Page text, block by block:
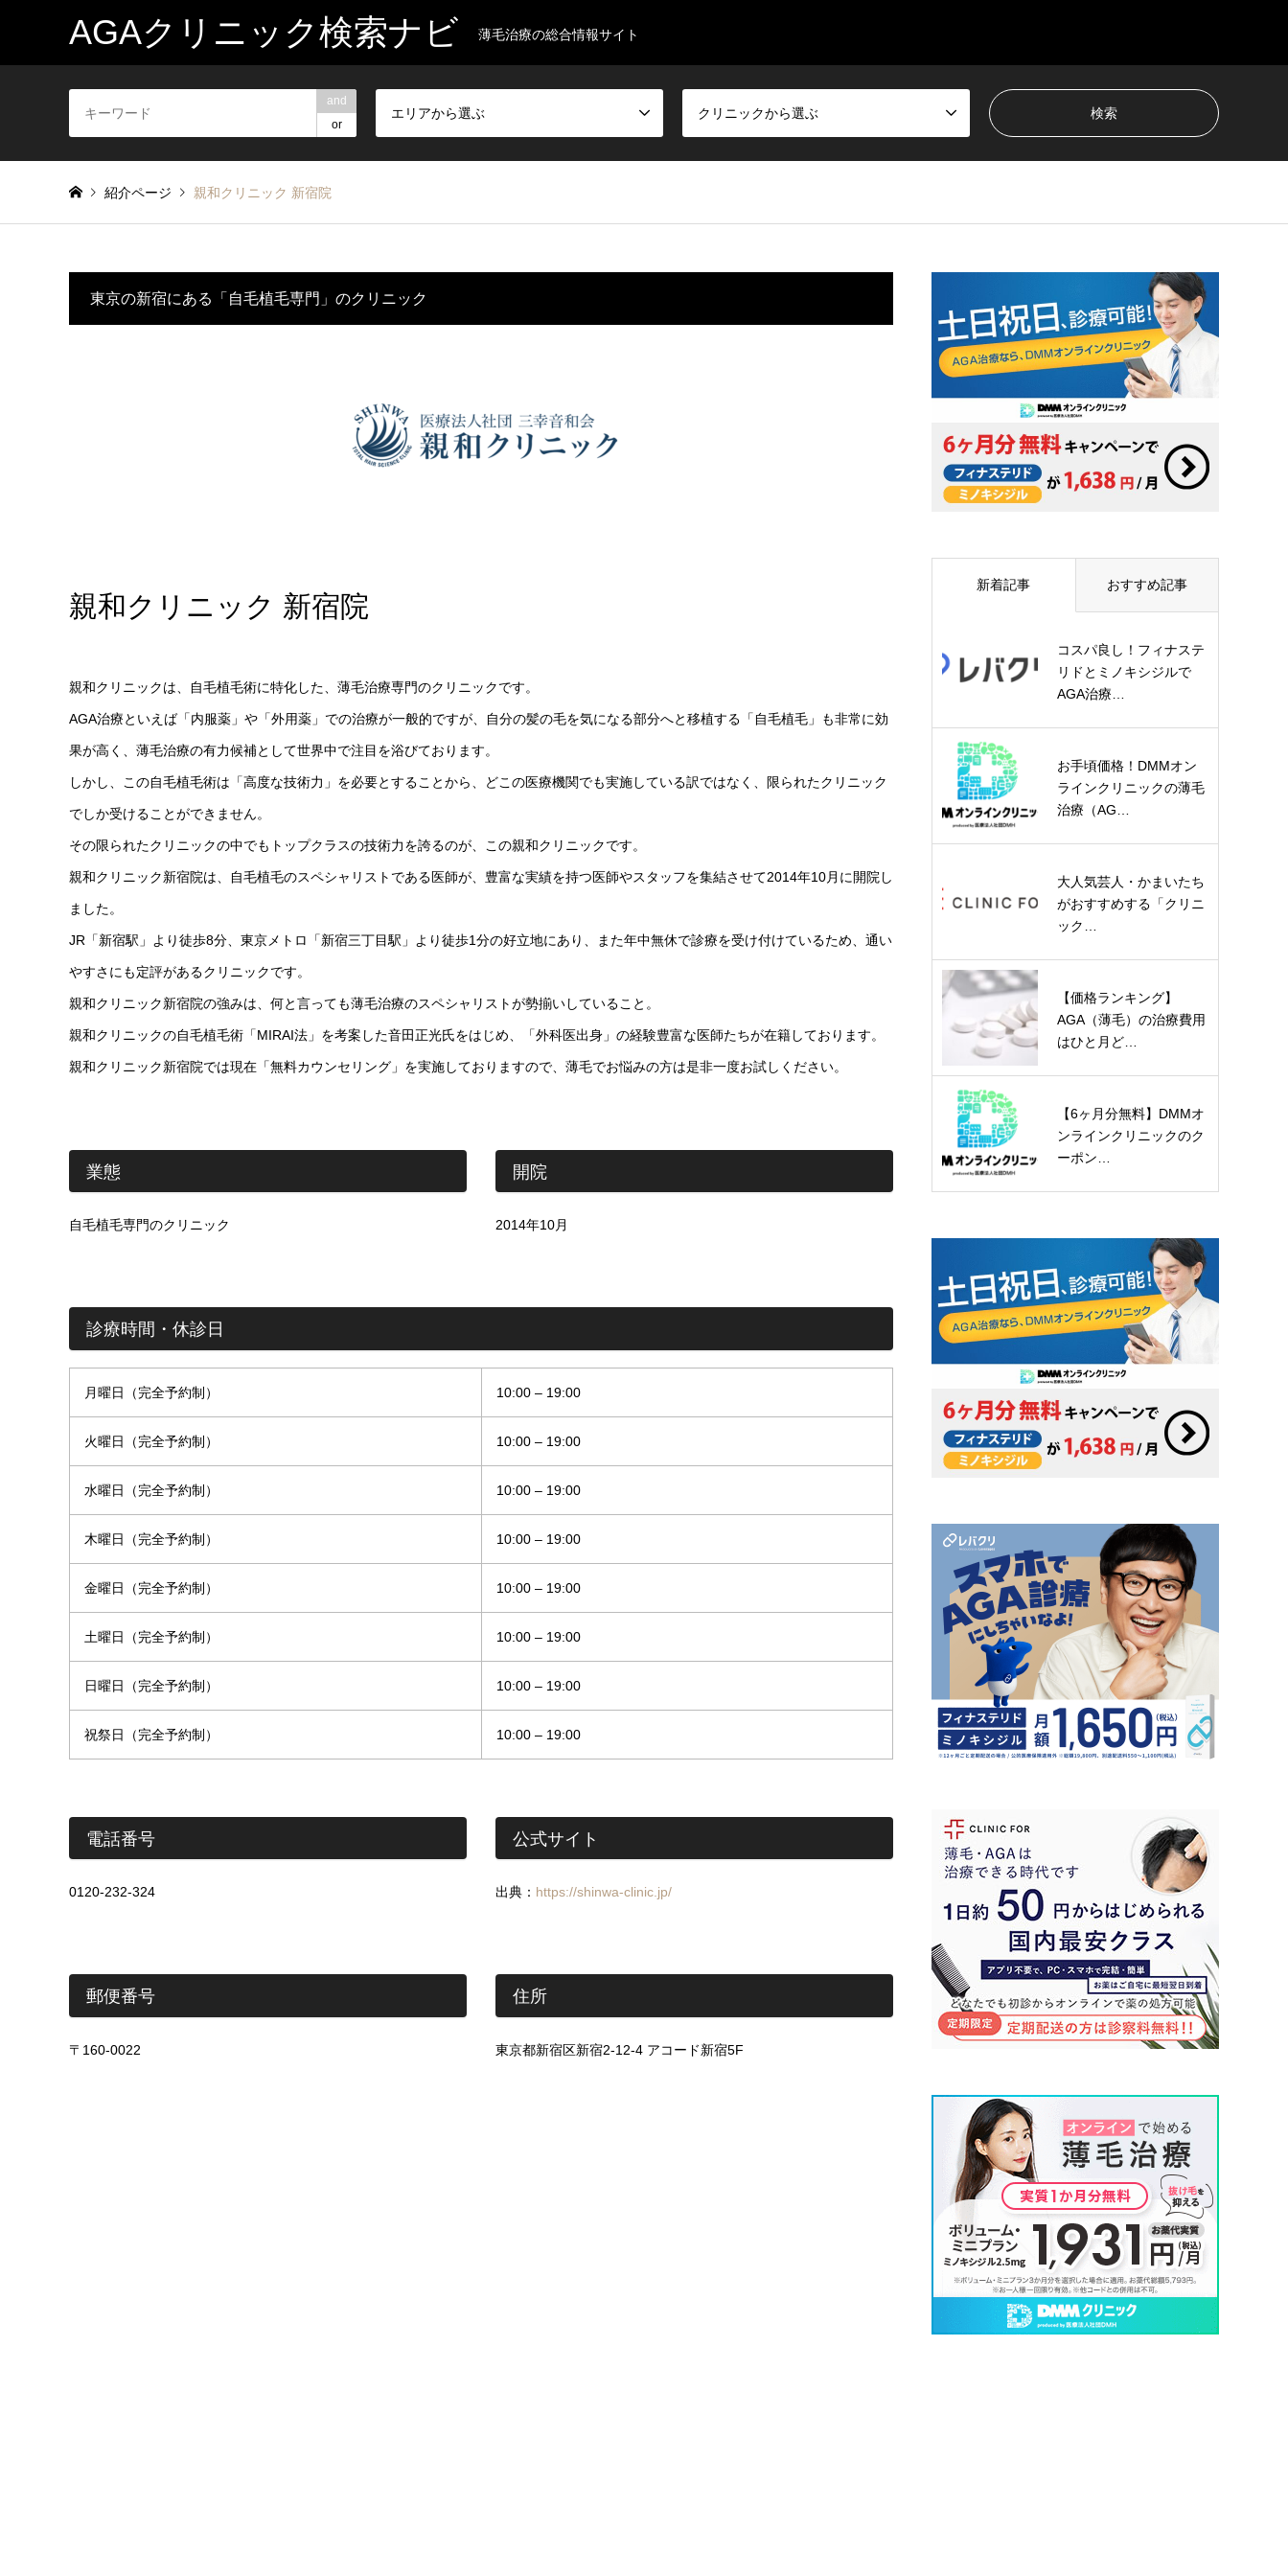
AGAクリニック検索ナビ 薄毛治療の総合情報サイト
and
or
エリアから選ぶ クリニックから選ぶ
紹介ページ 親和クリニック 新宿院
東京の新宿にある「自毛植毛専門」のクリニック
親和クリニック 新宿院
親和クリニックは、自毛植毛術に特化した、薄毛治療専門のクリニックです。
AGA治療といえば「内服薬」や「外用薬」での治療が一般的ですが、自分の髪の毛を気になる部分へと移植する「自毛植毛」も非常に効
果が高く、薄毛治療の有力候補として世界中で注目を浴びております。
しかし、この自毛植毛術は「高度な技術力」を必要とすることから、どこの医療機関でも実施している訳ではなく、限られたクリニック
でしか受けることができません。
その限られたクリニックの中でもトップクラスの技術力を誇るのが、この親和クリニックです。
親和クリニック新宿院は、自毛植毛のスペシャリストである医師が、豊富な実績を持つ医師やスタッフを集結させて2014年10月に開院し
ました。
JR「新宿駅」より徒歩8分、東京メトロ「新宿三丁目駅」より徒歩1分の好立地にあり、また年中無休で診療を受け付けているため、通い
やすさにも定評があるクリニックです。
親和クリニック新宿院の強みは、何と言っても薄毛治療のスペシャリストが勢揃いしていること。
親和クリニックの自毛植毛術「MIRAI法」を考案した音田正光氏をはじめ、「外科医出身」の経験豊富な医師たちが在籍しております。
親和クリニック新宿院では現在「無料カウンセリング」を実施しておりますので、薄毛でお悩みの方は是非一度お試しください。
業態
自毛植毛専門のクリニック
開院
2014年10月
診療時間・休診日
月曜日（完全予約制） 10:00 – 19:00
火曜日（完全予約制） 10:00 – 19:00
水曜日（完全予約制） 10:00 – 19:00
木曜日（完全予約制） 10:00 – 19:00
金曜日（完全予約制） 10:00 – 19:00
土曜日（完全予約制） 10:00 – 19:00
日曜日（完全予約制） 10:00 – 19:00
祝祭日（完全予約制） 10:00 – 19:00
電話番号
0120-232-324
公式サイト
出典： https://shinwa-clinic.jp/
郵便番号
〒160-0022
住所
東京都新宿区新宿2-12-4 アコード新宿5F
新着記事 おすすめ記事
コスパ良し！フィナステ
リドとミノキシジルで
AGA治療…
お手頃価格！DMMオン
ラインクリニックの薄毛
治療（AG…
大人気芸人・かまいたち
がおすすめする「クリニ
ック…
【価格ランキング】
AGA（薄毛）の治療費用
はひと月ど…
【6ヶ月分無料】DMMオ
ンラインクリニックのク
ーポン…